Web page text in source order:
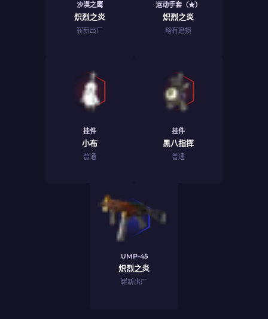
沙漠之鹰
炽烈之炎
崭新出厂
运动手套（★）
炽烈之炎
略有磨损
挂件
小布
普通
挂件
黑八指挥
普通
UMP-45
炽烈之炎
崭新出厂